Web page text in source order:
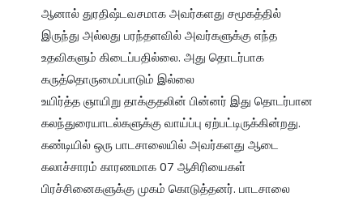
ஆனால் துரதிஷ்டவசமாக அவர்களது சமூகத்தில்
இருந்து அல்லது பரந்தளவில் அவர்களுக்கு எந்த
உதவிகளும் கிடைப்பதில்லை. அது தொடர்பாக
கருத்தொருமைப்பாடும் இல்லை
உயிர்த்த ஞாயிறு தாக்குதலின் பின்னர் இது தொடர்பான
கலந்துரையாடல்களுக்கு வாய்ப்பு ஏற்பட்டிருக்கின்றது.
கண்டியில் ஒரு பாடசாலையில் அவர்களது ஆடை
கலாச்சாரம் காரணமாக 07 ஆசிரியைகள்
பிரச்சினைகளுக்கு முகம் கொடுத்தனர். பாடசாலை